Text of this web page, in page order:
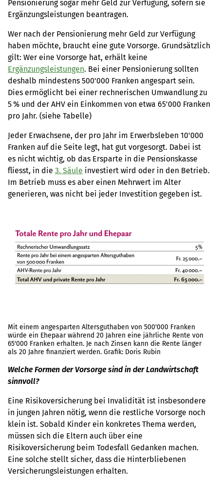
Pensionierung sogar mehr Geld zur Verfügung, sofern sie
Ergänzungsleistungen beantragen.
Wer nach der Pensionierung mehr Geld zur Verfügung
haben möchte, braucht eine gute Vorsorge. Grundsätzlich
gilt: Wer eine Vorsorge hat, erhält keine
Ergänzungsleistungen. Bei einer Pensionierung sollten
deshalb mindestens 500'000 Franken angespart sein.
Dies ermöglicht bei einer rechnerischen Umwandlung zu
5 % und der AHV ein Einkommen von etwa 65'000 Franken
pro Jahr. (siehe Tabelle)
Jeder Erwachsene, der pro Jahr im Erwerbsleben 10'000
Franken auf die Seite legt, hat gut vorgesorgt. Dabei ist
es nicht wichtig, ob das Ersparte in die Pensionskasse
fliesst, in die 3. Säule investiert wird oder in den Betrieb.
Im Betrieb muss es aber einen Mehrwert im Alter
generieren, was nicht bei jeder Investition gegeben ist.
Mit einem angesparten Altersguthaben von 500'000 Franken
würde ein Ehepaar während 20 Jahren eine jährliche Rente von
65'000 Franken erhalten. Je nach Zinsen kann die Rente länger
als 20 Jahre finanziert werden. Grafik: Doris Rubin
Welche Formen der Vorsorge sind in der Landwirtschaft
sinnvoll?
Eine Risikoversicherung bei Invalidität ist insbesondere
in jungen Jahren nötig, wenn die restliche Vorsorge noch
klein ist. Sobald Kinder ein konkretes Thema werden,
müssen sich die Eltern auch über eine
Risikoversicherung beim Todesfall Gedanken machen.
Eine solche stellt sicher, dass die Hinterbliebenen
Versicherungsleistungen erhalten.